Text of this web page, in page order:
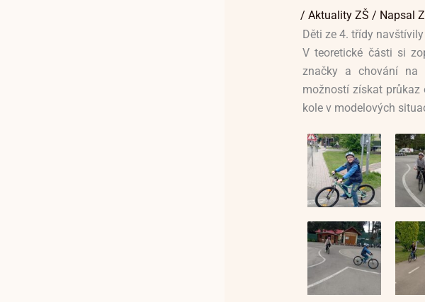
/ Aktuality ZŠ / Napsal
Děti ze 4. třídy
V teoretické části si
značky a chování na
možností získat průkaz
kole v modelových